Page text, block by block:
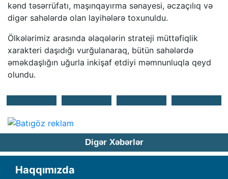
kənd təsərrüfatı, maşınqayırma sənayesi, əczaçılıq və
digər sahələrdə olan layihələrə toxunuldu.
Ölkələrimiz arasında əlaqələrin strateji müttəfiqlik
xarakteri daşıdığı vurğulanaraq, bütün sahələrdə
əməkdaşlığın uğurla inkişaf etdiyi məmnunluqla qeyd
olundu.
Digər Xəbərlər
Haqqımızda